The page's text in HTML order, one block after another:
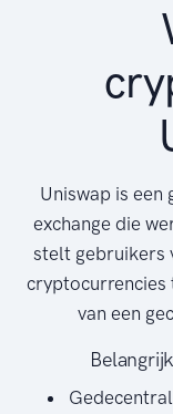
Uniswap is
exchange die
stelt gebruikers
cryptocurrencies
van een